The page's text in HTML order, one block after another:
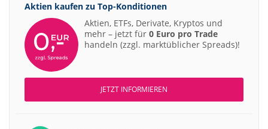
Aktien kaufen zu Top-Konditionen
Aktien, ETFs, Derivate, Kryptos und
mehr – jetzt für 0 Euro pro Trade
handeln (zzgl. marktüblicher Spreads)!
JETZT INFORMIEREN